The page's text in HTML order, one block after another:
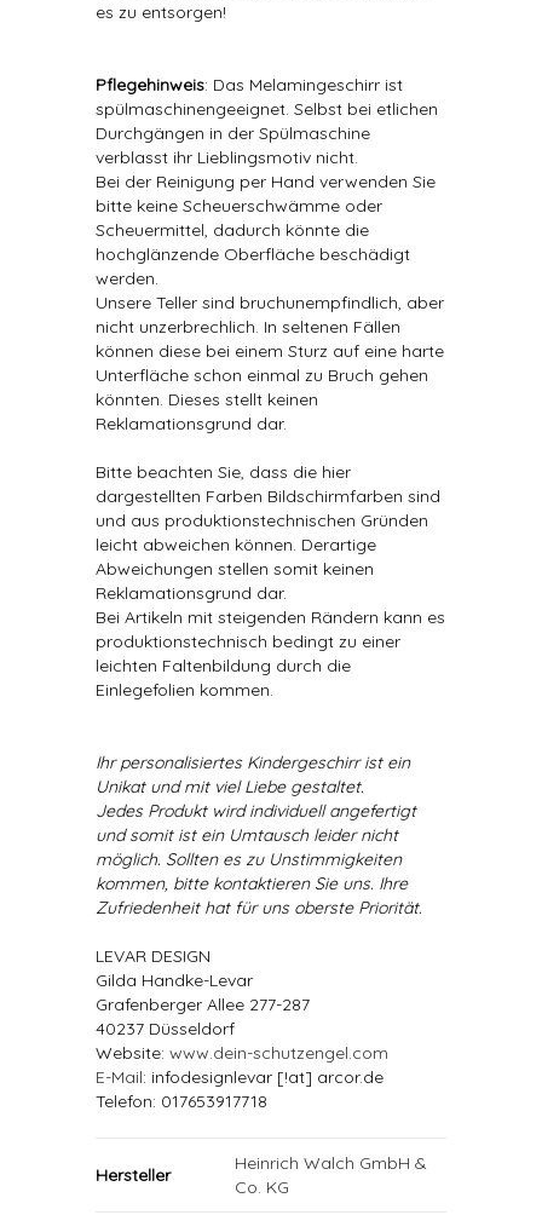
es zu entsorgen!
Pflegehinweis: Das Melamingeschirr ist
spülmaschinengeeignet. Selbst bei etlichen
Durchgängen in der Spülmaschine
verblasst ihr Lieblingsmotiv nicht.
Bei der Reinigung per Hand verwenden Sie
bitte keine Scheuerschwämme oder
Scheuermittel, dadurch könnte die
hochglänzende Oberfläche beschädigt
werden.
Unsere Teller sind bruchunempfindlich, aber
nicht unzerbrechlich. In seltenen Fällen
können diese bei einem Sturz auf eine harte
Unterfläche schon einmal zu Bruch gehen
könnten. Dieses stellt keinen
Reklamationsgrund dar.
Bitte beachten Sie, dass die hier
dargestellten Farben Bildschirmfarben sind
und aus produktionstechnischen Gründen
leicht abweichen können. Derartige
Abweichungen stellen somit keinen
Reklamationsgrund dar.
Bei Artikeln mit steigenden Rändern kann es
produktionstechnisch bedingt zu einer
leichten Faltenbildung durch die
Einlegefolien kommen.
Ihr personalisiertes Kindergeschirr ist ein
Unikat und mit viel Liebe gestaltet.
Jedes Produkt wird individuell angefertigt
und somit ist ein Umtausch leider nicht
möglich. Sollten es zu Unstimmigkeiten
kommen, bitte kontaktieren Sie uns. Ihre
Zufriedenheit hat für uns oberste Priorität.
LEVAR DESIGN
Gilda Handke-Levar
Grafenberger Allee 277-287
40237 Düsseldorf
Website: www.dein-schutzengel.com
E-Mail: infodesignlevar [!at] arcor.de
Telefon: 017653917718
Hersteller
Heinrich Walch GmbH &
Co. KG